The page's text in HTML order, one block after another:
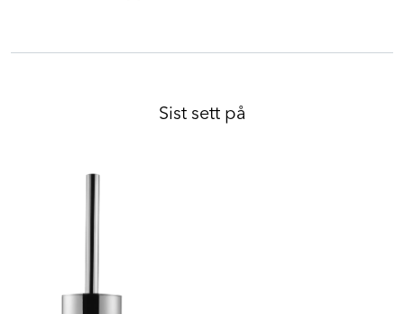
Sist sett på